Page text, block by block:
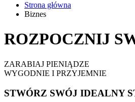
Strona główna
Biznes
ROZPOCZNIJ
ZARABIAJ PIENIĄDZE
WYGODNIE I PRZYJEMNIE
STWÓRZ SWÓJ IDEALNY